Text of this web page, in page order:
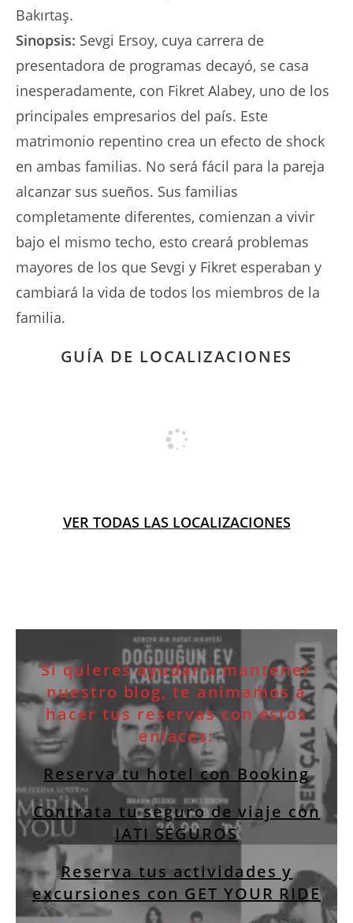
Bakırtaş.
Sinopsis: Sevgi Ersoy, cuya carrera de
presentadora de programas decayó, se casa
inesperadamente, con Fikret Alabey, uno de los
principales empresarios del país. Este
matrimonio repentino crea un efecto de shock
en ambas familias. No será fácil para la pareja
alcanzar sus sueños. Sus familias
completamente diferentes, comienzan a vivir
bajo el mismo techo, esto creará problemas
mayores de los que Sevgi y Fikret esperaban y
cambiará la vida de todos los miembros de la
familia.
GUÍA DE LOCALIZACIONES
VER TODAS LAS LOCALIZACIONES
Si quieres ayudar a mantener
nuestro blog, te animamos a
hacer tus reservas con estos
enlaces:
Reserva tu hotel con Booking
Contrata tu seguro de viaje con
IATI SEGUROS
Reserva tus actividades y
excursiones con GET YOUR RIDE